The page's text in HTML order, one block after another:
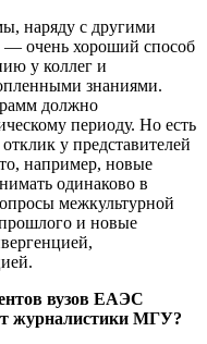
наряду с другими
— очень хороший способ
у коллег и
знаниями.
должно
периоду. Но есть
у представителей
например, новые
одинаково в
межкультурной
и новые
вузов ЕАЭС
журналистики МГУ?